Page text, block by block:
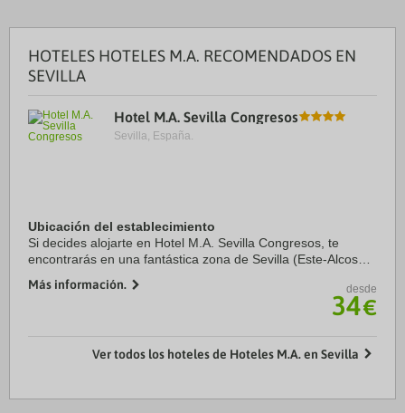
HOTELES HOTELES M.A. RECOMENDADOS EN
SEVILLA
Hotel M.A. Sevilla Congresos
Sevilla, España.
Ubicación del establecimiento
Si decides alojarte en Hotel M.A. Sevilla Congresos, te
encontrarás en una fantástica zona de Sevilla (Este-Alcosa-
de Plaza de España y Alcázar. ...
Más información. desde
34€
Ver todos los hoteles de Hoteles M.A. en Sevilla